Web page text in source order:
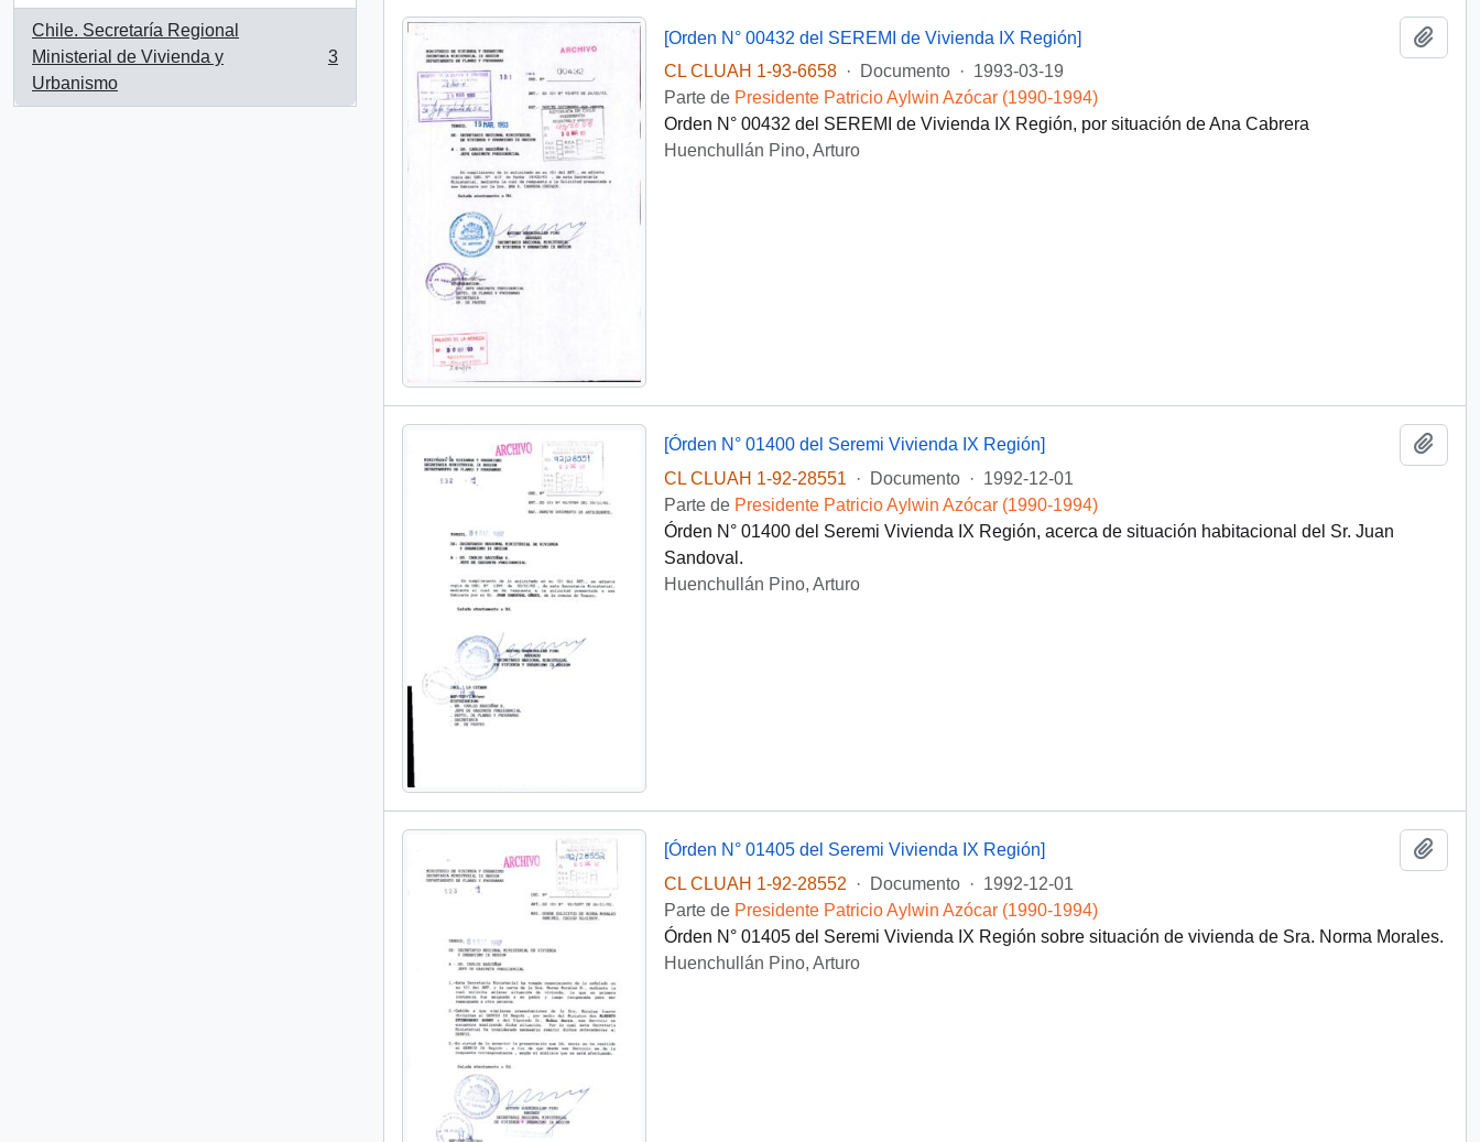
Chile. Secretaría Regional
Ministerial de Vivienda y
Urbanismo
, 3 resultados
3
[Orden N° 00432 del SEREMI de Vivienda IX Región]
CL CLUAH 1-93-6658
· Documento · 1993-03-19
Parte de Presidente Patricio Aylwin Azócar (1990-1994)
Orden N° 00432 del SEREMI de Vivienda IX Región, por situación de Ana Cabrera
Huenchullán Pino, Arturo
[Órden N° 01400 del Seremi Vivienda IX Región]
CL CLUAH 1-92-28551
· Documento · 1992-12-01
Parte de Presidente Patricio Aylwin Azócar (1990-1994)
Órden N° 01400 del Seremi Vivienda IX Región, acerca de situación habitacional del Sr. Juan
Sandoval.
Huenchullán Pino, Arturo
[Órden N° 01405 del Seremi Vivienda IX Región]
CL CLUAH 1-92-28552
· Documento · 1992-12-01
Parte de Presidente Patricio Aylwin Azócar (1990-1994)
Órden N° 01405 del Seremi Vivienda IX Región sobre situación de vivienda de Sra. Norma Morales.
Huenchullán Pino, Arturo